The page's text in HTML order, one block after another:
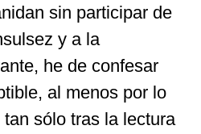
sin participar de
y a la
he de confesar
al menos por lo
sólo tras la lectura